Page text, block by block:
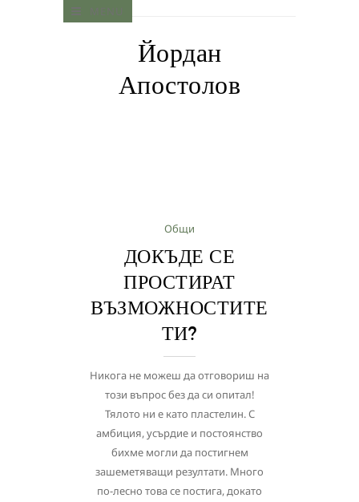
Йордан
Апостолов
Общи
ДОКЪДЕ СЕ
ПРОСТИРАТ
ВЪЗМОЖНОСТИТЕ
ТИ?
Никога не можеш да отговориш на
този въпрос без да си опитал!
Тялото ни е като пластелин. С
амбиция, усърдие и постоянство
бихме могли да постигнем
зашеметяващи резултати. Много
по-лесно това се постига, докато